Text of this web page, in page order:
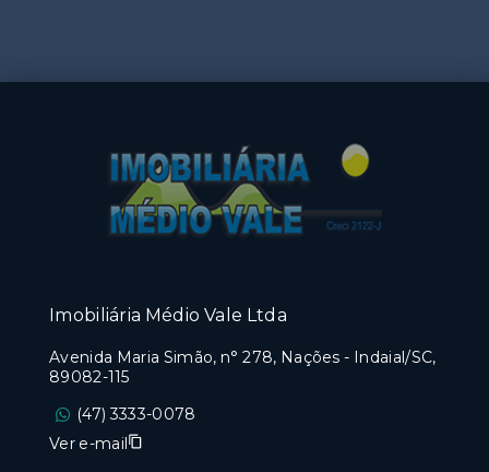
Imobiliária Médio Vale Ltda
Avenida Maria Simão, n° 278, Nações - Indaial/SC,
89082-115
(47) 3333-0078
Ver e-mail